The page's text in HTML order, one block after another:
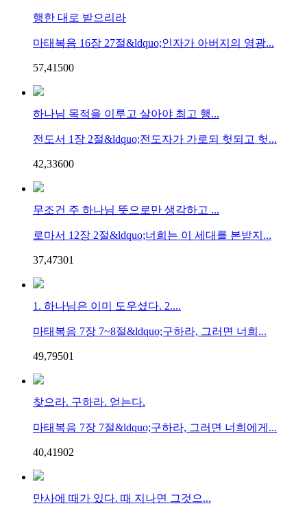
행한 대로 받으리라
마태복음 16장 27절&ldquo;인자가 아버지의 영광...
57,41500
하나님 목적을 이루고 살아야 최고 행...
전도서 1장 2절&ldquo;전도자가 가로되 헛되고 헛...
42,33600
무조건 주 하나님 뜻으로만 생각하고 ...
로마서 12장 2절&ldquo;너희는 이 세대를 본받지...
37,47301
1. 하나님은 이미 도우셨다. 2....
마태복음 7장 7~8절&ldquo;구하라, 그러면 너희...
49,79501
찾으라. 구하라. 얻는다.
마태복음 7장 7절&ldquo;구하라, 그러면 너희에게...
40,41902
만사에 때가 있다. 때 지나면 그것으...